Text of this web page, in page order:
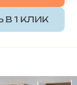
В 1 КЛИК